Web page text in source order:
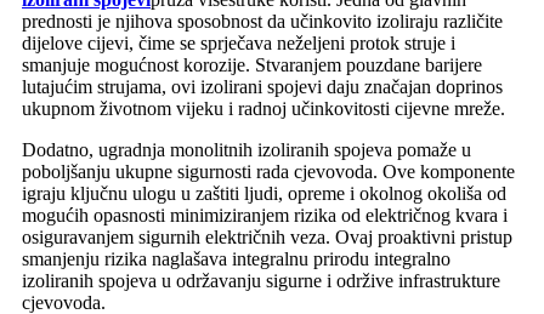
prednosti je njihova sposobnost da učinkovito izoliraju različite
dijelove cijevi, čime se sprječava neželjeni protok struje i
smanjuje mogućnost korozije. Stvaranjem pouzdane barijere
lutajućim strujama, ovi izolirani spojevi daju značajan doprinos
ukupnom životnom vijeku i radnoj učinkovitosti cijevne mreže.
Dodatno, ugradnja monolitnih izoliranih spojeva pomaže u
poboljšanju ukupne sigurnosti rada cjevovoda. Ove komponente
igraju ključnu ulogu u zaštiti ljudi, opreme i okolnog okoliša od
mogućih opasnosti minimiziranjem rizika od električnog kvara i
osiguravanjem sigurnih električnih veza. Ovaj proaktivni pristup
smanjenju rizika naglašava integralnu prirodu integralno
izoliranih spojeva u održavanju sigurne i održive infrastrukture
cjevovoda.